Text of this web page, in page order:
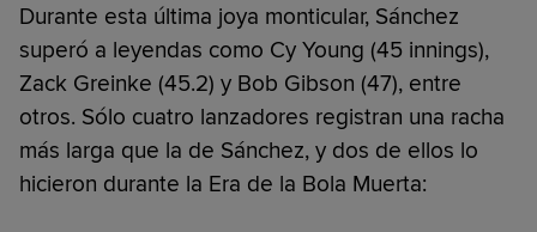
Durante esta última joya monticular, Sánchez
superó a leyendas como Cy Young (45 innings),
Zack Greinke (45.2) y Bob Gibson (47), entre
otros. Sólo cuatro lanzadores registran una racha
más larga que la de Sánchez, y dos de ellos lo
hicieron durante la Era de la Bola Muerta: